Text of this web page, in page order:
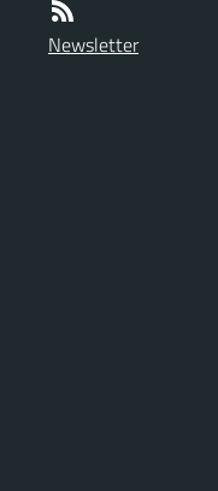
Newsletter